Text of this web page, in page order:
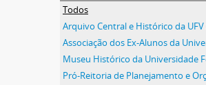
Todos